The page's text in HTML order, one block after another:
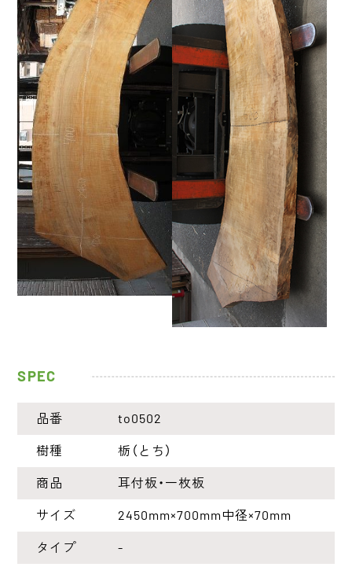
SPEC
品番 to0502
樹種 栃（とち）
商品 耳付板・一枚板
サイズ 2450mm×700mm中径×70mm
タイプ -